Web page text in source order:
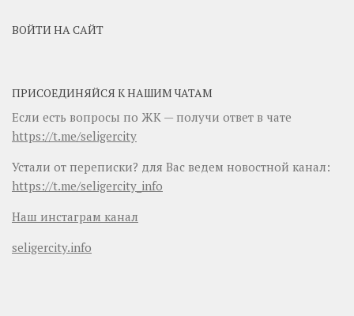
ВОЙТИ НА САЙТ
ПРИСОЕДИНЯЙСЯ К НАШИМ ЧАТАМ
Если есть вопросы по ЖК — получи ответ в чате
https://t.me/seligercity
Устали от переписки? для Вас ведем новостной канал:
https://t.me/seligercity_info
Наш инстаграм канал
seligercity.info